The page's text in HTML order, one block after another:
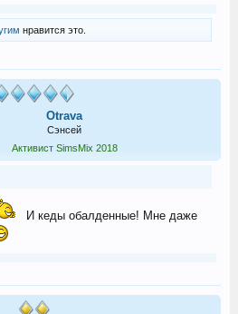
нравится это.
Otrava
Сэнсей
Активист SimsMix 2018
И кеды обалденные! Мне даже